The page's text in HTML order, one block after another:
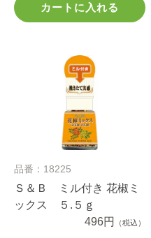
カートに入れる
品番：18225
Ｓ＆Ｂ ミル付き 花椒ミ
ックス ５.５ｇ
496円
（税込）